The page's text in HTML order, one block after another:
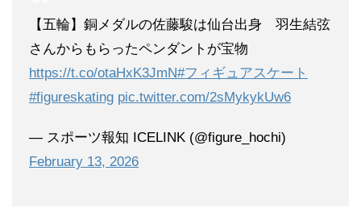
【五輪】銅メダルの佐藤駿は仙台出身 羽生結弦
さんからもらったペンダントが宝物
https://t.co/otaHxK3JmN#フィギュアスケート
#figureskating pic.twitter.com/2sMykykUw6
— スポーツ報知 ICELINK (@figure_hochi)
February 13, 2026